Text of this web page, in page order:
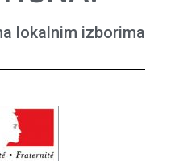
lokalnim izborima